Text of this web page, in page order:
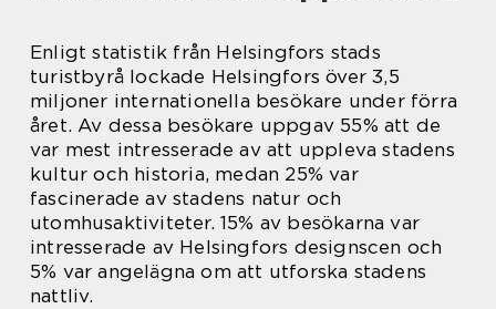
Enligt statistik från Helsingfors stads
turistbyrå lockade Helsingfors över 3,5
miljoner internationella besökare under förra
året. Av dessa besökare uppgav 55% att de
var mest intresserade av att uppleva stadens
kultur och historia, medan 25% var
fascinerade av stadens natur och
utomhusaktiviteter. 15% av besökarna var
intresserade av Helsingfors designscen och
5% var angelägna om att utforska stadens
nattliv.